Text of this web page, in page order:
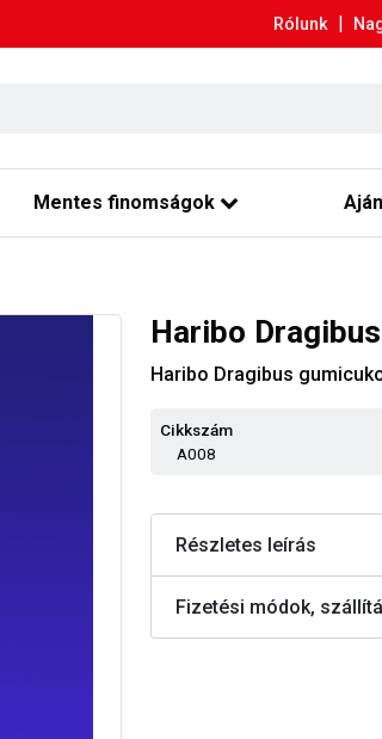
Rólunk |
Mentes finomságok
Haribo
Haribo Dragibus
Cikkszám
A008
Részletes leírás
Fizetési módok,